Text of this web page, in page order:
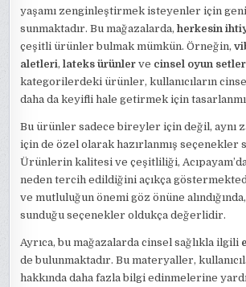
yaşamı zenginleştirmek isteyenler için
sunmaktadır. Bu mağazalarda,herkesin
çeşitli ürünler bulmak mümkün. Örneğin,
aletleri,lateks ürünler ve cinsel oyun
kategorilerdeki ürünler, kullanıcıların
daha da keyifli hale getirmek için
Bu ürünler sadece bireyler için değil, aynı
için de özel olarak hazırlanmış seçenekler
Ürünlerin kalitesi ve çeşitliliği,
neden tercih edildiğini açıkça
ve mutluluğun önemi göz önüne
sunduğu seçenekler oldukça değerlidir.
Ayrıca, bu mağazalarda cinsel sağlıkla ilgili
de bulunmaktadır. Bu materyaller,
hakkında daha fazla bilgi edinmelerine